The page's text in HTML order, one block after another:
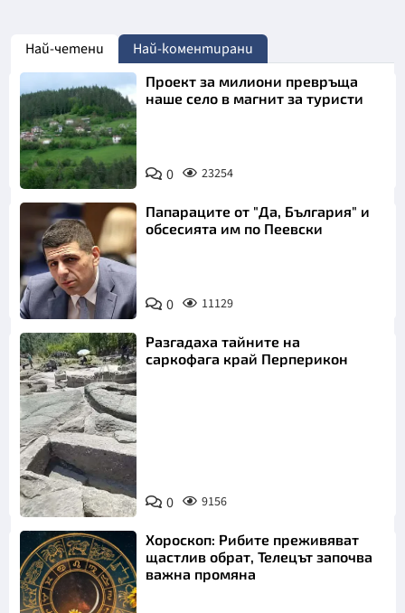
Най-четени Най-коментирани
Проект за милиони превръща
наше село в магнит за туристи
0 23254
Папараците от "Да, България" и
обсесията им по Пеевски
0 11129
Снимка:
Bulgaria ON
AIR
Разгадаха тайните на
саркофага край Перперикон
0 9156
Хороскоп: Рибите преживяват
щастлив обрат, Телецът започва
важна промяна